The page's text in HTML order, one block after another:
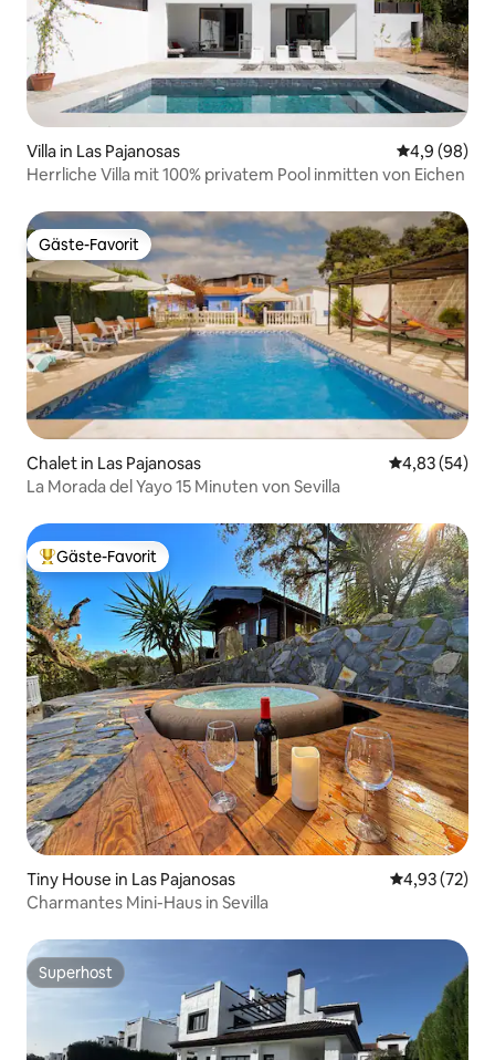
Villa in Las Pajanosas
4,9 (98)
Herrliche Villa mit 100% privatem Pool inmitten von Eichen
Gäste-Favorit
Gäste-Favorit
Chalet in Las Pajanosas
4,83 (54)
La Morada del Yayo 15 Minuten von Sevilla
Beliebter Gäste-Favorit.
Gäste-Favorit
Tiny House in Las Pajanosas
4,93 (72)
Charmantes Mini-Haus in Sevilla
Superhost
Superhost